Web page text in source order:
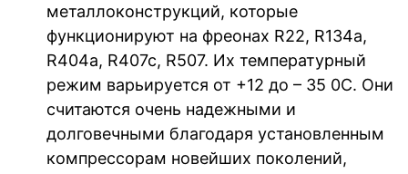
металлоконструкций, которые
функционируют на фреонах R22, R134a,
R404a, R407c, R507. Их температурный
режим варьируется от +12 до – 35 0С. Они
считаются очень надежными и
долговечными благодаря установленным
компрессорам новейших поколений,